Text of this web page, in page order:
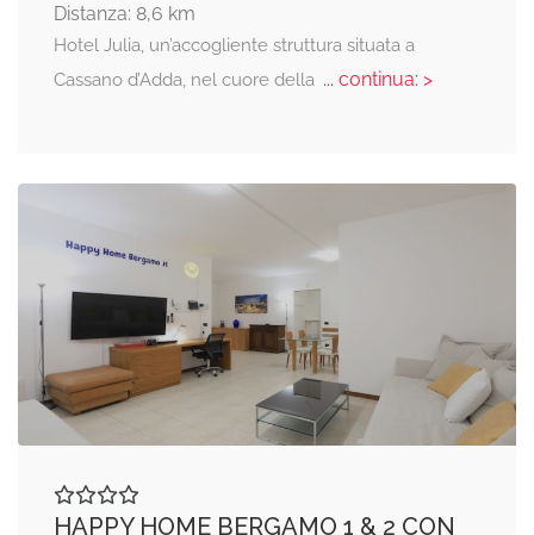
Distanza: 8,6 km
Hotel Julia, un’accogliente struttura situata a
Cassano d’Adda, nel cuore della... continua: >
HAPPY HOME BERGAMO 1 & 2 CON